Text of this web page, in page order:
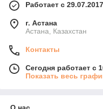
Работает с 29.07.2017
г. Астана
Астана, Казахстан
Контакты
Сегодня работает с
Показать весь